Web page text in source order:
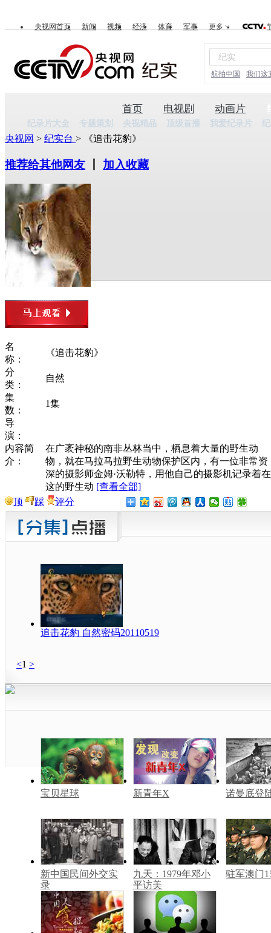
央视网首页 新闻 视频 经济 体育 军事 更多
航拍中国 我们这
首页 电视剧 动画片
纪录片大全 专题策划 央视精品 顶级首播 我爱纪录片
央视网 > 纪实台 > 《追击花豹》
推荐给其他网友 加入收藏
名
称：
《追击花豹》
分
类：
自然
集
数：
1集
导
演：
内容简
介：
在广袤神秘的南非丛林当中，栖息着大量的野生动
物，就在马拉马拉野生动物保护区内，有一位非常资
深的摄影师金姆·沃勒特，用他自己的摄影机记录着在
这的野生动 [查看全部]
顶
踩 评分
追击花豹 自然密码20110519
<1 >
宝贝星球 新青年X 诺曼底登
新中国民间外交实
录
九天：1979年邓小
平访美
驻军澳门